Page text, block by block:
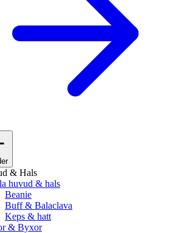
& Hals
huvud & hals
Beanie
Buff & Balaclava
Keps & hatt
& Byxor